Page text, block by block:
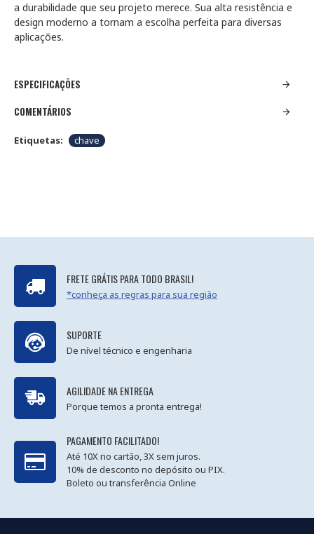
a durabilidade que seu projeto merece. Sua alta resistência e
design moderno a tornam a escolha perfeita para diversas
aplicações.
ESPECIFICAÇÕES
COMENTÁRIOS
Etiquetas: chave
FRETE GRÁTIS PARA TODO BRASIL!
*conheça as regras para sua região
SUPORTE
De nível técnico e engenharia
AGILIDADE NA ENTREGA
Porque temos a pronta entrega!
PAGAMENTO FACILITADO!
Até 10X no cartão, 3X sem juros.
10% de desconto no depósito ou PIX.
Boleto ou transferência Online